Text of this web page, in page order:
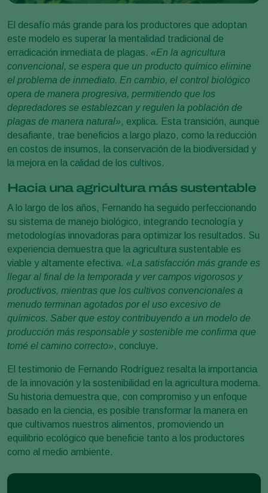
El desafío más grande para los productores que adoptan
este modelo es superar la mentalidad tradicional de
erradicación inmediata de plagas. «En la agricultura
convencional, se espera que un producto químico elimine
el problema de inmediato. En cambio, el control biológico
opera de manera progresiva, permitiendo que los
depredadores se establezcan y regulen la población de
plagas de manera natural», explica. Esta transición, aunque
desafiante, trae beneficios a largo plazo, como la reducción
en costos de insumos, la conservación de la biodiversidad y
la mejora en la calidad de los cultivos.
Hacia una agricultura más sustentable
A lo largo de los años, Fernando ha seguido perfeccionando
su sistema de manejo biológico, integrando tecnología y
metodologías innovadoras para optimizar los resultados. Su
experiencia demuestra que la agricultura sustentable es
viable y altamente efectiva. «La satisfacción más grande es
llegar al final de la temporada y ver campos vigorosos y
productivos, mientras que los cultivos convencionales a
menudo terminan agotados por el uso excesivo de
químicos. Saber que estoy contribuyendo a un modelo de
producción más responsable y sostenible me confirma que
tomé el camino correcto», concluye.
El testimonio de Fernando Rodríguez resalta la importancia
de la innovación y la sostenibilidad en la agricultura moderna.
Su historia demuestra que, con compromiso y un enfoque
basado en la ciencia, es posible transformar la manera en
que cultivamos nuestros alimentos, promoviendo un
equilibrio ecológico que beneficie tanto a los productores
como al medio ambiente.